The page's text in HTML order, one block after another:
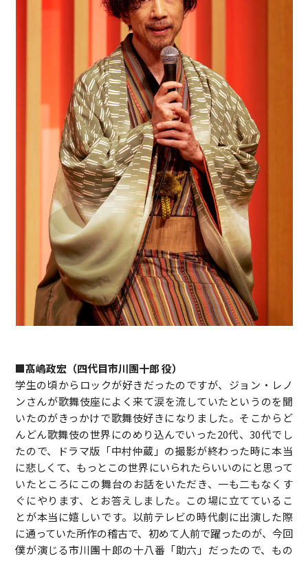
■髙嶋政宏（四代目市川團十郎 役）
学生の頃からロックが好きだったのですが、ジョン・レノ
ンさんが歌舞伎座によく来て涙を流していたというのを聞
いたのがきっかけで歌舞伎好きになりました。そこからど
んどん歌舞伎の世界にのめり込んでいった20代、30代でし
たので、ドラマ版「中村仲蔵」の撮影が終わった時に本当
に悲しくて、もっとこの世界にいられたらいいのにと思って
いたところにこの舞台のお話をいただき、一も二もなくす
ぐにやります、とお答えしました。この場に立てているこ
とが本当に嬉しいです。以前テレビの時代劇に出演した際
に通っていた所作の稽古で、初めて人前で躍ったのが、今回
僕が演じる市川團十郎の十八番「助六」だったので、もの